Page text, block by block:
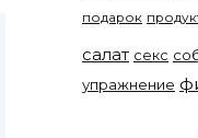
подарок
салат секс
упражнение